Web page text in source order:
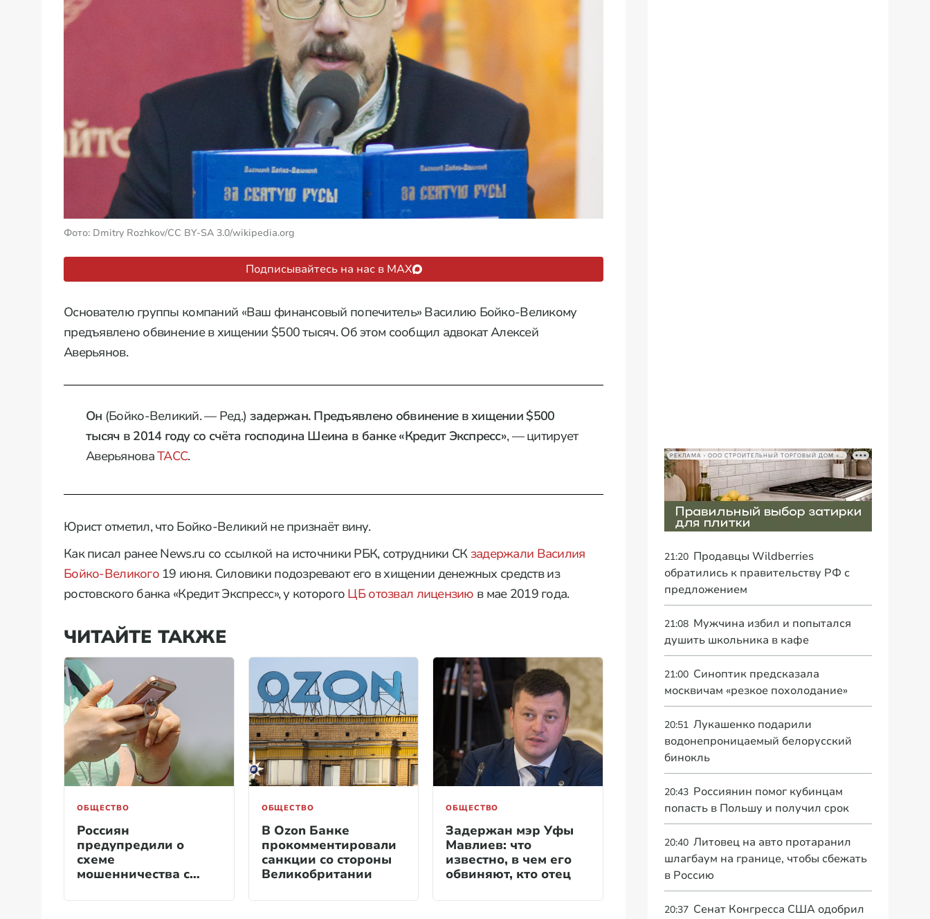
Фото: Dmitry Rozhkov/CC BY-SA 3.0/wikipedia.org
Подписывайтесь на нас в MAX
Основателю группы компаний «Ваш финансовый попечитель» Василию Бойко-Великому
предъявлено обвинение в хищении $500 тысяч. Об этом сообщил адвокат Алексей
Аверьянов.
Он (Бойко-Великий. — Ред.) задержан. Предъявлено обвинение в хищении $500
тысяч в 2014 году со счёта господина Шеина в банке «Кредит Экспресс», — цитирует
АверьяноваТАСС.
Юрист отметил, что Бойко-Великий не признаёт вину.
Как писал ранее News.ru со ссылкой на источники РБК, сотрудники СК задержали Василия
Бойко-Великого19 июня. Силовики подозревают его в хищении денежных средств из
ростовского банка «Кредит Экспресс», у которого ЦБ отозвал лицензию в мае 2019 года.
ЧИТАЙТЕ ТАКЖЕ
ОБЩЕСТВО
Россиян
предупредили о
схеме
мошенничества с
ОБЩЕСТВО
В Ozon Банке
прокомментировали
санкции со стороны
Великобритании
ОБЩЕСТВО
Задержан мэр Уфы
Мавлиев: что
известно, в чем его
обвиняют, кто отец
21:20 Продавцы Wildberries
обратились к правительству РФ с
предложением
21:08 Мужчина избил и попытался
душить школьника в кафе
21:00 Синоптик предсказала
москвичам «резкое похолодание»
20:51 Лукашенко подарили
водонепроницаемый белорусский
бинокль
20:43 Россиянин помог кубинцам
попасть в Польшу и получил срок
20:40 Литовец на авто протаранил
шлагбаум на границе, чтобы сбежать
в Россию
20:37 Сенат Конгресса США одобрил